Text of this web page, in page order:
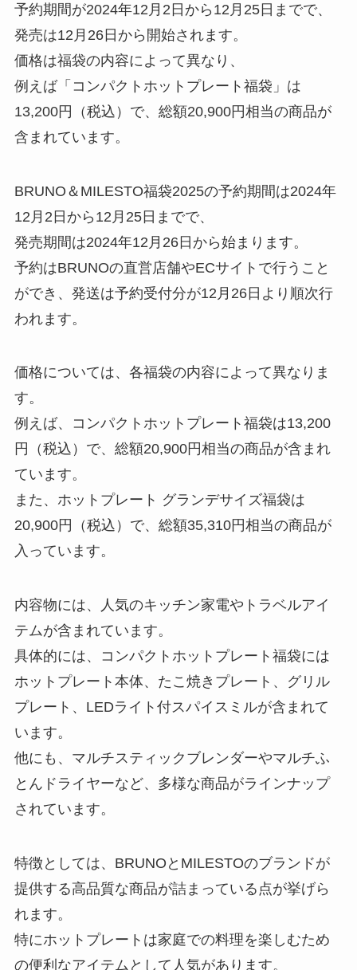
予約期間が2024年12月2日から12月25日までで、
発売は12月26日から開始されます。
価格は福袋の内容によって異なり、
例えば「コンパクトホットプレート福袋」は
13,200円（税込）で、総額20,900円相当の商品が
含まれています。
BRUNO＆MILESTO福袋2025の予約期間は2024年
12月2日から12月25日までで、
発売期間は2024年12月26日から始まります。
予約はBRUNOの直営店舗やECサイトで行うこと
ができ、発送は予約受付分が12月26日より順次行
われます。
価格については、各福袋の内容によって異なりま
す。
例えば、コンパクトホットプレート福袋は13,200
円（税込）で、総額20,900円相当の商品が含まれ
ています。
また、ホットプレート グランデサイズ福袋は
20,900円（税込）で、総額35,310円相当の商品が
入っています。
内容物には、人気のキッチン家電やトラベルアイ
テムが含まれています。
具体的には、コンパクトホットプレート福袋には
ホットプレート本体、たこ焼きプレート、グリル
プレート、LEDライト付スパイスミルが含まれて
います。
他にも、マルチスティックブレンダーやマルチふ
とんドライヤーなど、多様な商品がラインナップ
されています。
特徴としては、BRUNOとMILESTOのブランドが
提供する高品質な商品が詰まっている点が挙げら
れます。
特にホットプレートは家庭での料理を楽しむため
の便利なアイテムとして人気があります。